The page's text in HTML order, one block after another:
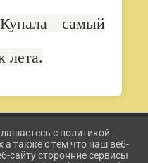
самый
лета.
с политикой
также с тем что наш веб-
сайту сторонние сервисы